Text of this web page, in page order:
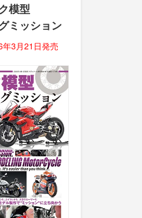
模型
ミッション
年3月21日発売